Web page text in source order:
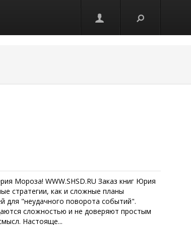
Мороза! WWW.SHSD.RU Заказ книг Юрия
стратегии, как и сложные планы
для "неудачного поворота событий".
сложностью и не доверяют простым
Настояще...